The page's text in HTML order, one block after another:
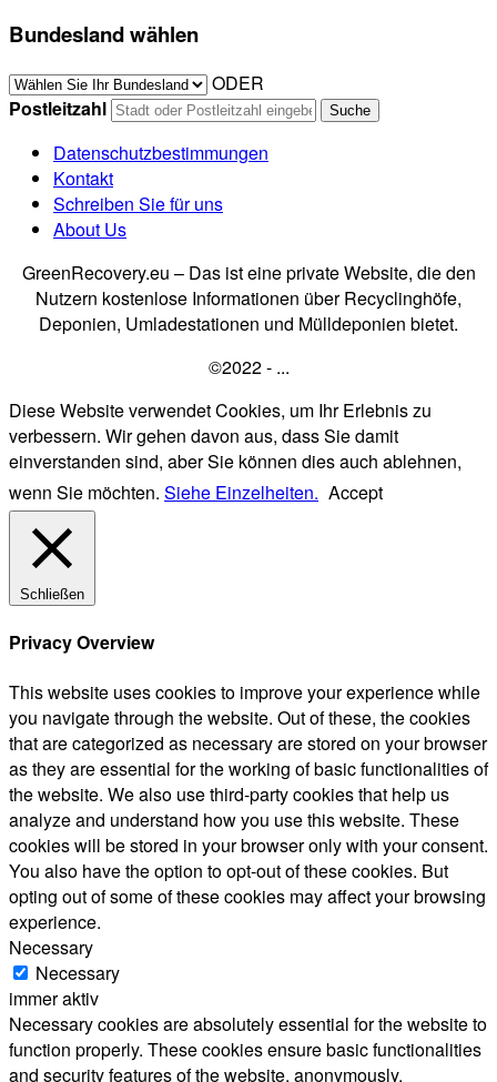
Bundesland wählen
ODER
Postleitzahl
Datenschutzbestimmungen
Kontakt
Schreiben Sie für uns
About Us
GreenRecovery.eu – Das ist eine private Website, die den
Nutzern kostenlose Informationen über Recyclinghöfe,
Deponien, Umladestationen und Mülldeponien bietet.
©2022 - ...
Diese Website verwendet Cookies, um Ihr Erlebnis zu
verbessern. Wir gehen davon aus, dass Sie damit
einverstanden sind, aber Sie können dies auch ablehnen,
wenn Sie möchten. Siehe Einzelheiten. Accept
Schließen
Privacy Overview
This website uses cookies to improve your experience while
you navigate through the website. Out of these, the cookies
that are categorized as necessary are stored on your browser
as they are essential for the working of basic functionalities of
the website. We also use third-party cookies that help us
analyze and understand how you use this website. These
cookies will be stored in your browser only with your consent.
You also have the option to opt-out of these cookies. But
opting out of some of these cookies may affect your browsing
experience.
Necessary
Necessary
immer aktiv
Necessary cookies are absolutely essential for the website to
function properly. These cookies ensure basic functionalities
and security features of the website, anonymously.